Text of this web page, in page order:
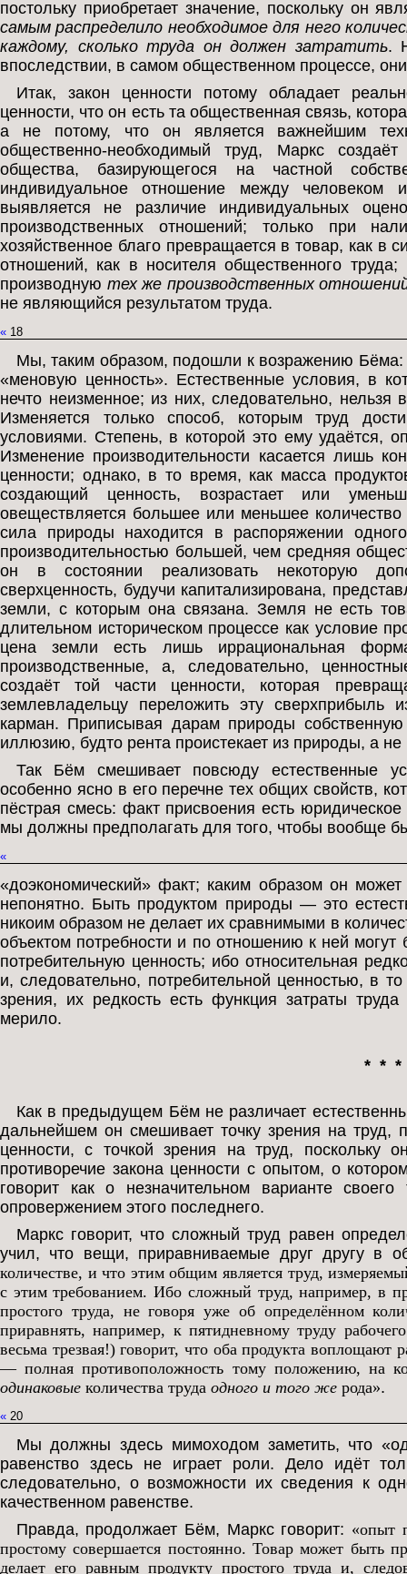
постольку приобретает значение, поскольку он
самым распределило необходимое для него
каждому, сколько труда он должен затратить.
впоследствии, в самом общественном процессе,
Итак, закон ценности потому обладает
ценности, что он есть та общественная связь,
а не потому, что он является важнейшим
общественно-необходимый труд, Маркс
общества, базирующегося на частной
индивидуальное отношение между
выявляется не различие индивидуальных
производственных отношений; только при
хозяйственное благо превращается в товар, как
отношений, как в носителя общественного
производную тех же производственных
не являющийся результатом труда.
« 18
Мы, таким образом, подошли к возражению Бёма:
«меновую ценность». Естественные условия, в
нечто неизменное; из них, следовательно,
Изменяется только способ, которым труд
условиями. Степень, в которой это ему удаётся,
Изменение производительности касается лишь
ценности; однако, в то время, как масса
создающий ценность, возрастает или
овеществляется большее или меньшее
сила природы находится в распоряжении
производительностью большей, чем средняя
он в состоянии реализовать некоторую
сверхценность, будучи капитализирована,
земли, с которым она связана. Земля не есть
длительном историческом процессе как условие
цена земли есть лишь иррациональная
производственные, а, следовательно,
создаёт той части ценности, которая
землевладельцу переложить эту сверхприбыль
карман. Приписывая дарам природы
иллюзию, будто рента проистекает из природы, а
Так Бём смешивает повсюду естественные
особенно ясно в его перечне тех общих свойств,
пёстрая смесь: факт присвоения есть
мы должны предполагать для того, чтобы вообще
«
«доэкономический» факт; каким образом он
непонятно. Быть продуктом природы — это
никоим образом не делает их сравнимыми в
объектом потребности и по отношению к ней
потребительную ценность; ибо относительная
и, следовательно, потребительной ценностью, в
зрения, их редкость есть функция затраты
мерило.
* * *
Как в предыдущем Бём не различает
дальнейшем он смешивает точку зрения на труд,
ценности, с точкой зрения на труд, поскольку
противоречие закона ценности с опытом, о
говорит как о незначительном варианте
опровержением этого последнего.
Маркс говорит, что сложный труд равен
учил, что вещи, приравниваемые друг другу в
количестве, и что этим общим является труд,
с этим требованием. Ибо сложный труд, например, в
простого труда, не говоря уже об определённом
приравнять, например, к пятидневному труду
весьма трезвая!) говорит, что оба продукта воплощают
— полная противоположность тому положению, на
одинаковые количества труда одного и того же рода».
« 20
Мы должны здесь мимоходом заметить, что
равенство здесь не играет роли. Дело идёт
следовательно, о возможности их сведения к
качественном равенстве.
Правда, продолжает Бём, Маркс говорит: «опыт
простому совершается постоянно. Товар может быть
делает его равным продукту простого труда и,